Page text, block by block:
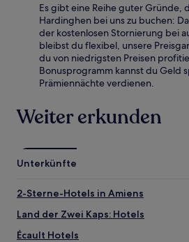
Es gibt eine Reihe guter Gründe,
Hardinghen bei uns zu buchen:
der kostenlosen Stornierung bei
bleibst du flexibel, unsere
du von niedrigsten Preisen
Bonusprogramm kannst du Geld
Prämiennächte verdienen.
Weiter erkunden
Unterkünfte
2-Sterne-Hotels in Amiens
Land der Zwei Kaps: Hotels
Écault Hotels